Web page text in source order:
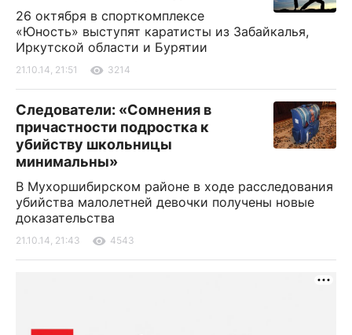
26 октября в спорткомплексе
«Юность» выступят каратисты из Забайкалья,
Иркутской области и Бурятии
21.10.14, 21:51 3214
Следователи: «Сомнения в
причастности подростка к
убийству школьницы
минимальны»
В Мухоршибирском районе в ходе расследования
убийства малолетней девочки получены новые
доказательства
21.10.14, 21:43 4543